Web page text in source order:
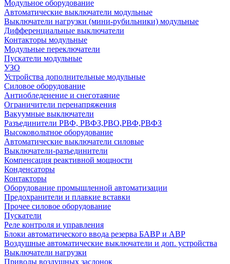
Модульное оборудование
Автоматические выключатели модульные
Выключатели нагрузки (мини-рубильники) модульные
Дифференциальные выключатели
Контакторы модульные
Модульные переключатели
Пускатели модульные
УЗО
Устройства дополнительные модульные
Силовое оборудование
Антиобледенение и снеготаяние
Ограничители перенапряжения
Вакуумные выключатели
Разъединители РВФ, РВФЗ,РВО,РВФ,РВФЗ
Высоковольтное оборудование
Автоматические выключатели cиловые
Выключатели-разъединители
Компенсация реактивной мощности
Конденсаторы
Контакторы
Оборудование промышленной автоматизации
Предохранители и плавкие вставки
Прочее силовое оборудование
Пускатели
Реле контроля и управления
Блоки автоматического ввода резерва БАВР и АВР
Воздушные автоматические выключатели и доп. устройства
Выключатели нагрузки
Приводы воздушных заслонок